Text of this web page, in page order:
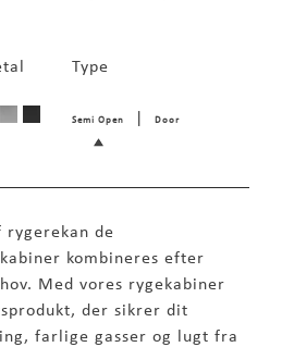
Type
Semi Open Door
rygerekan de
kombineres efter
Med vores rygekabiner
der sikrer dit
farlige gasser og lugt fra